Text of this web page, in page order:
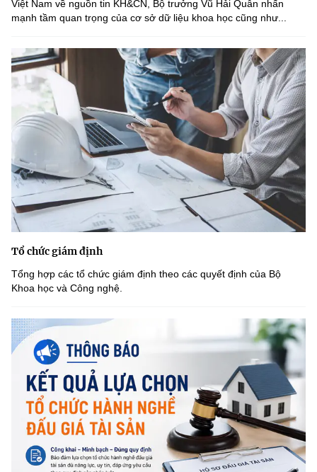
Việt Nam về nguồn tin KH&CN, Bộ trưởng Vũ Hải Quân nhấn
mạnh tầm quan trọng của cơ sở dữ liệu khoa học cũng như...
Tổ chức giám định
Tổng hợp các tổ chức giám định theo các quyết định của Bộ
Khoa học và Công nghệ.